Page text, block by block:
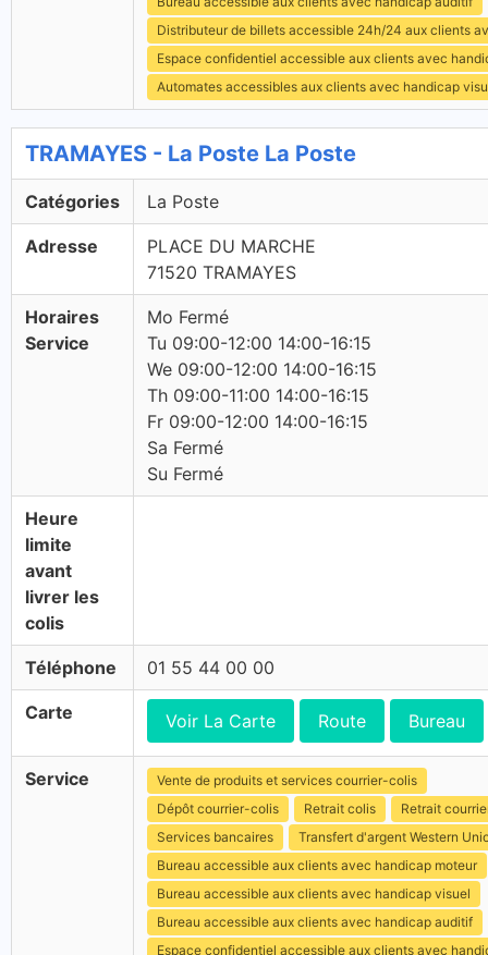
Distributeur de billets accessible 24h/24 aux clients
Espace confidentiel accessible aux clients avec
Automates accessibles aux clients avec handicap
TRAMAYES - La Poste La Poste
Catégories La Poste
Adresse
PLACE DU MARCHE
71520 TRAMAYES
Horaires
Service
Mo Fermé
Tu 09:00-12:00 14:00-16:15
We 09:00-12:00 14:00-16:15
Th 09:00-11:00 14:00-16:15
Fr 09:00-12:00 14:00-16:15
Sa Fermé
Su Fermé
Heure
limite
avant
livrer les
colis
Téléphone 01 55 44 00 00
Carte Voir La Carte Route Bureau
Service
Vente de produits et services courrier-colis
Dépôt courrier-colis
Retrait colis
Retrait
Services bancaires
Transfert d'argent Western
Bureau accessible aux clients avec handicap moteur
Bureau accessible aux clients avec handicap visuel
Bureau accessible aux clients avec handicap auditif
Espace confidentiel accessible aux clients avec